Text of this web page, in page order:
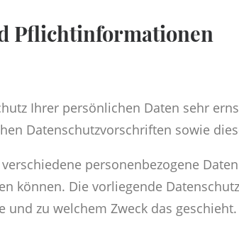
Pflichtinformationen
Ihrer persönlichen Daten sehr
Datenschutzvorschriften sowie
personenbezogene
können. Die vorliegende
zu welchem Zweck das geschieht.